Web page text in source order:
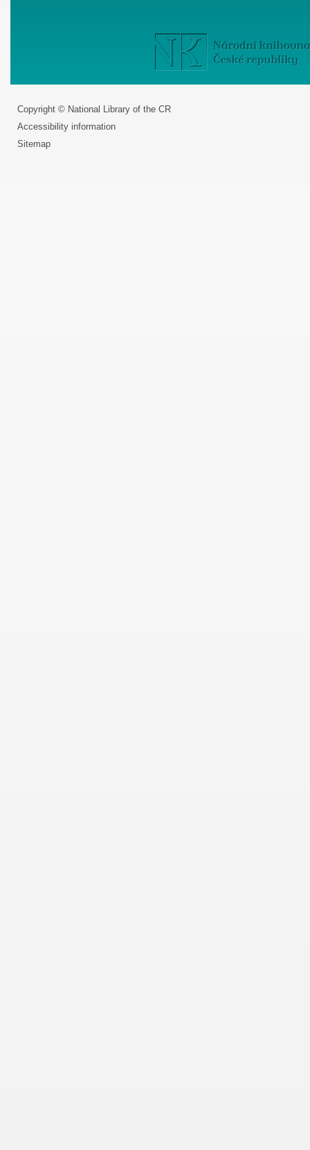
Copyright © National Library of the CR
Accessibility information
Sitemap